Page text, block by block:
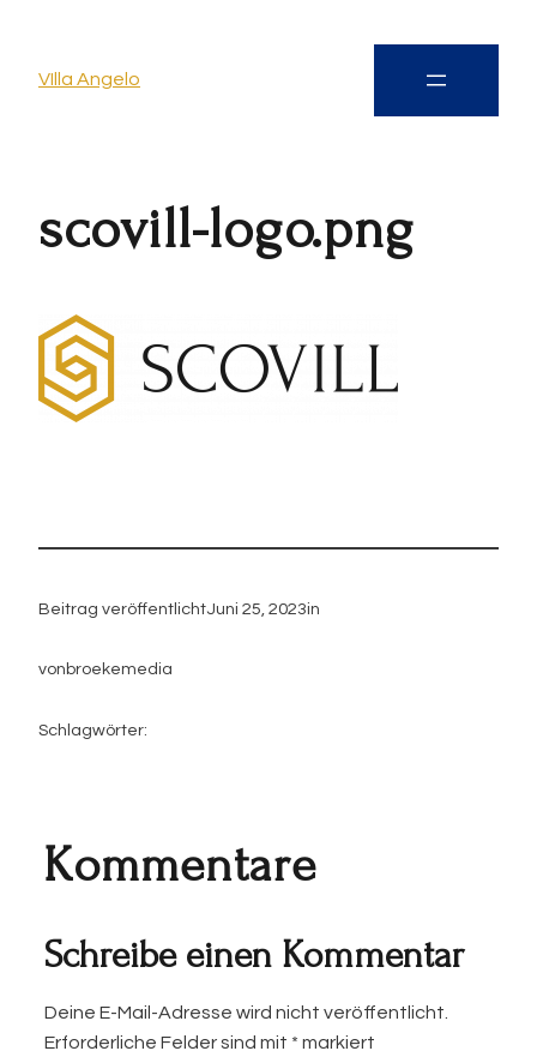
VIlla Angelo
scovill-logo.png
Beitrag veröffentlichtJuni 25, 2023in
von broekemedia
Schlagwörter:
Kommentare
Schreibe einen Kommentar
Deine E-Mail-Adresse wird nicht veröffentlicht.
Erforderliche Felder sind mit * markiert